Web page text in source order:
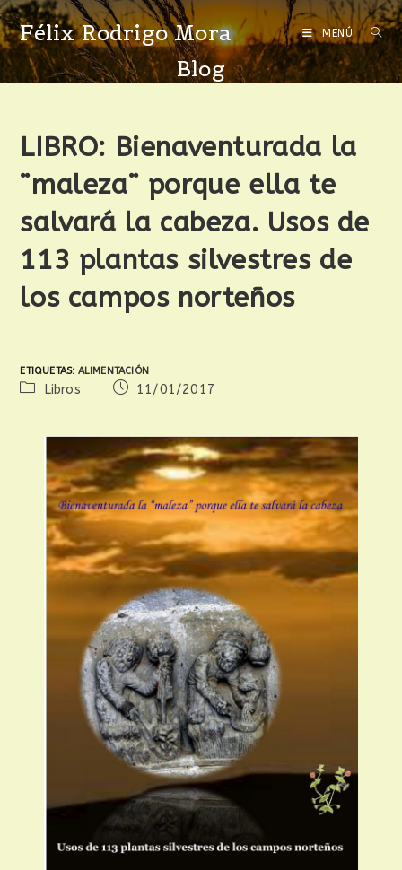
Félix Rodrigo Mora MENÚ
Blog
LIBRO: Bienaventurada la
¨maleza¨ porque ella te
salvará la cabeza. Usos de
113 plantas silvestres de
los campos norteños
ETIQUETAS: ALIMENTACIÓN
Libros 11/01/2017